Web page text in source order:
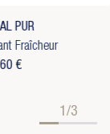
PUR
Fraîcheur
€
1/3